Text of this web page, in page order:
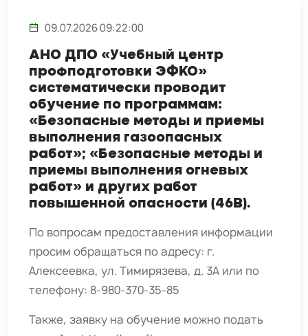
09.07.2026 09:22:00
АНО ДПО «Учебный центр
профподготовки ЭФКО»
систематически проводит
обучение по программам:
«Безопасные методы и приемы
выполнения газоопасных
работ»; «Безопасные методы и
приемы выполнения огневых
работ» и других работ
повышенной опасности (46В).
По вопросам предоставления информации
просим обращаться по адресу: г.
Алексеевка, ул. Тимирязева, д. 3А или по
телефону: 8-980-370-35-85
Также, заявку на обучение можно подать